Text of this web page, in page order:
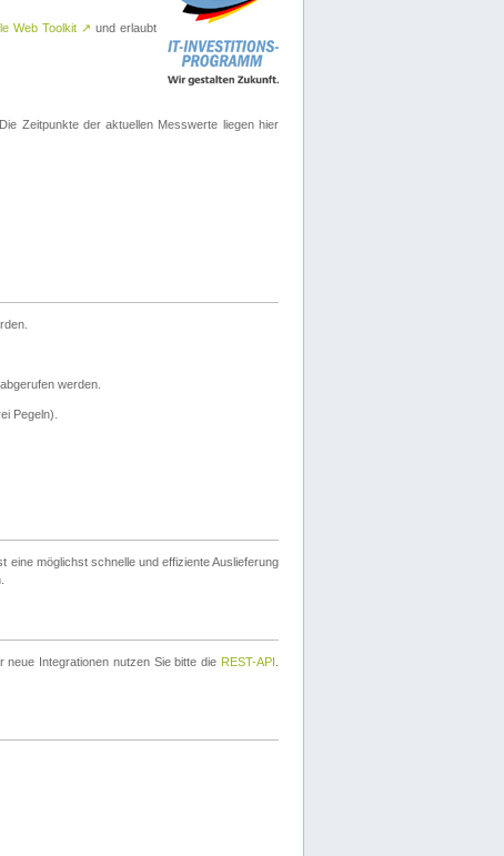
Web Toolkit ↗ und erlaubt
Zeitpunkte der aktuellen Messwerte liegen hier
abgerufen werden.
Pegeln).
möglichst schnelle und effiziente Auslieferung
Integrationen nutzen Sie bitte die REST-API